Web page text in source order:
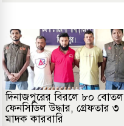
দিনাজপুরের বিরলে ৮০ বোতল
ফেনসিডিল উদ্ধার, গ্রেফতার ৩
মাদক কারবারি